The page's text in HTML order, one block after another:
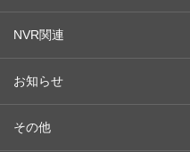
NVR関連
お知らせ
その他